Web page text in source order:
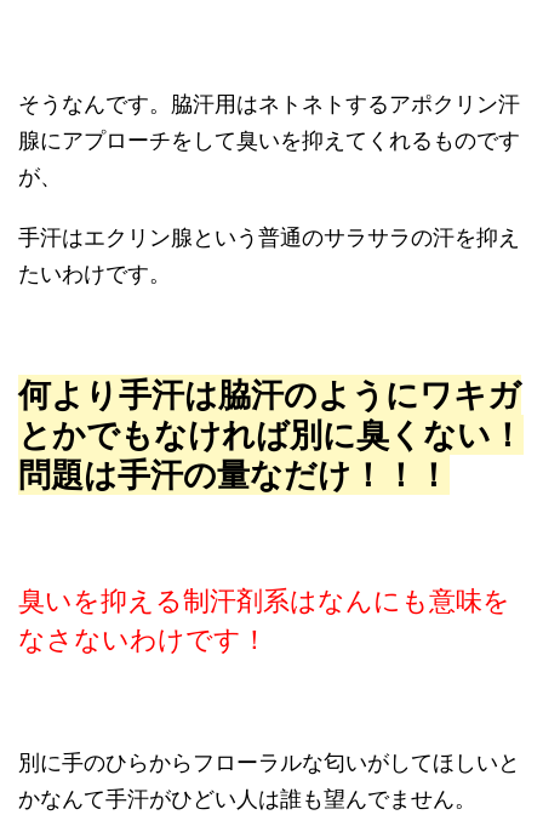
そうなんです。脇汗用はネトネトするアポクリン汗
腺にアプローチをして臭いを抑えてくれるものです
が、
手汗はエクリン腺という普通のサラサラの汗を抑え
たいわけです。
何より手汗は脇汗のようにワキガ
とかでもなければ別に臭くない！
問題は手汗の量なだけ！！！
臭いを抑える制汗剤系はなんにも意味を
なさないわけです！
別に手のひらからフローラルな匂いがしてほしいと
かなんて手汗がひどい人は誰も望んでません。